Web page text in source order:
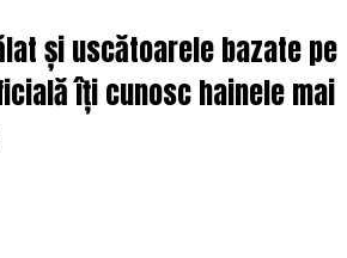
și uscătoarele bazate pe
îți cunosc hainele mai